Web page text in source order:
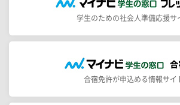
学生のための社会人準備応援サ
合宿免許が申込める情報サイ